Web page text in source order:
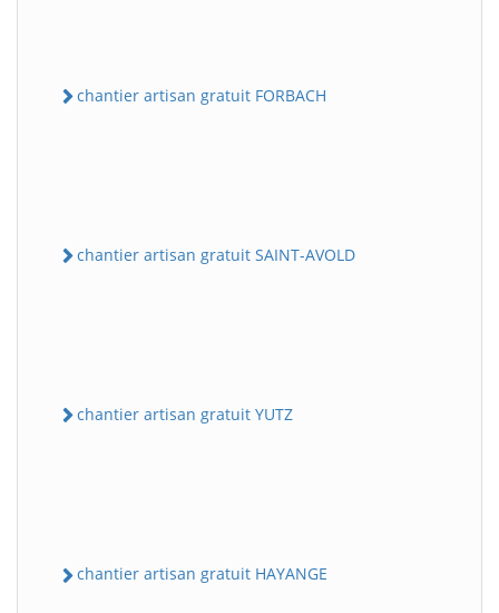
chantier artisan gratuit FORBACH
chantier artisan gratuit SAINT-AVOLD
chantier artisan gratuit YUTZ
chantier artisan gratuit HAYANGE